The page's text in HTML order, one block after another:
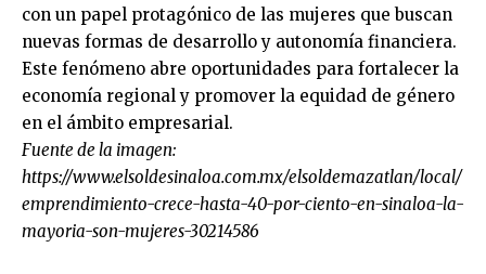
con un papel protagónico de las mujeres que buscan
nuevas formas de desarrollo y autonomía financiera.
Este fenómeno abre oportunidades para fortalecer la
economía regional y promover la equidad de género
en el ámbito empresarial.
Fuente de la imagen:
https://www.elsoldesinaloa.com.mx/elsoldemazatlan/local/
emprendimiento-crece-hasta-40-por-ciento-en-sinaloa-la-
mayoria-son-mujeres-30214586